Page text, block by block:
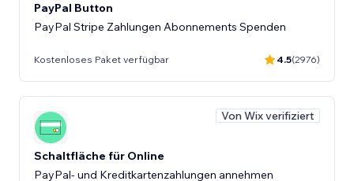
PayPal Button
PayPal Stripe Zahlungen Abonnements Spenden
Kostenloses Paket verfügbar 4.5(2976)
Von Wix verifiziert
Schaltfläche für Online
PayPal- und Kreditkartenzahlungen annehmen